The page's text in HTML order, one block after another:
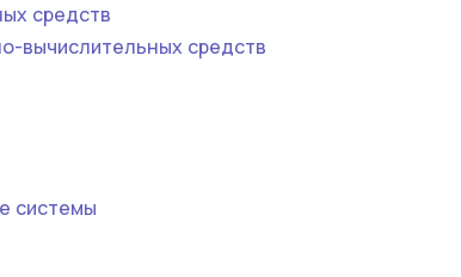
средств
вычислительных средств
системы